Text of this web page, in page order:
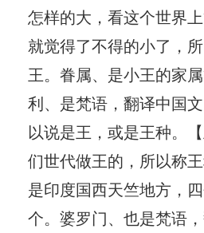
怎样的大，看这个世界
就觉得了不得的小了，
王。眷属、是小王的家
利、是梵语，翻译中国
以说是王，或是王种。
们世代做王的，所以称王
是印度国西天竺地方，
个。婆罗门、也是梵语